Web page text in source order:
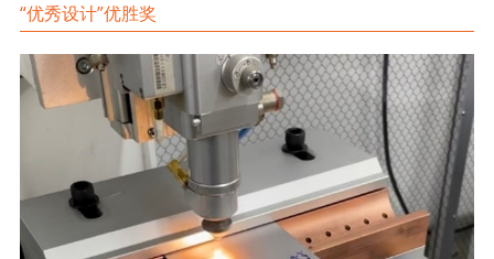
“优秀设计”优胜奖